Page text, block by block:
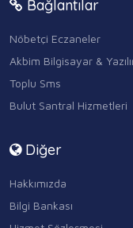
Bağlantılar
Nöbetçi Eczaneler
Akbim Bilgisayar &
Toplu Sms
Bulut Santral Hizmetleri
Diğer
Hakkımızda
Bilgi Bankası